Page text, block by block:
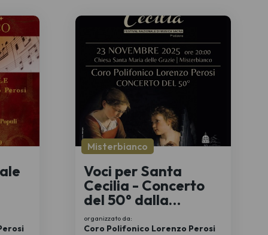
Misterbianco
Voci per Santa
Cecilia - Concerto
del 50° dalla
fondazione
organizzato da:
Coro Polifonico Lorenzo Perosi